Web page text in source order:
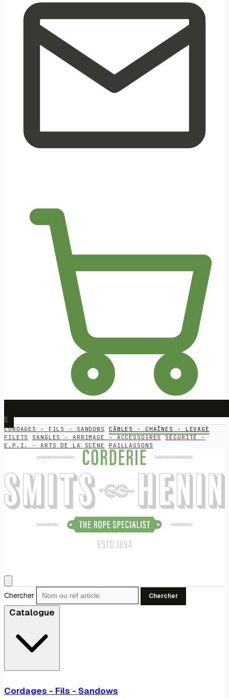
0
CORDAGES - FILS - SANDOWS
CÂBLES - CHAÎNES - LEVAGE
FILETS
SANGLES - ARRIMAGE - ACCESSOIRES
SÉCURITÉ -
E.P.I. - ARTS DE LA SCÈNE
PAILLASSONS
Chercher Chercher
Catalogue
Cordages - Fils - Sandows